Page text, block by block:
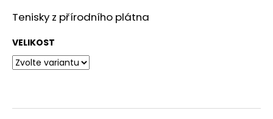
hvězdiček.
Tenisky z přírodního plátna
VELIKOST
o